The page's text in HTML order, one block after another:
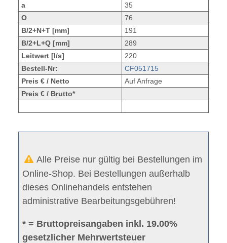
a
35
O
76
B/2+N+T [mm]
191
B/2+L+Q [mm]
289
Leitwert [l/s]
220
Bestell-Nr:
CF051715
Preis € / Netto
Auf Anfrage
Preis € / Brutto*
Alle Preise nur gültig bei Bestellungen im
Online-Shop. Bei Bestellungen außerhalb
dieses Onlinehandels entstehen
administrative Bearbeitungsgebühren!
* = Bruttopreisangaben inkl. 19.00%
gesetzlicher Mehrwertsteuer